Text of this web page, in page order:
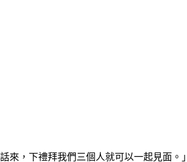
來，下禮拜我們三個人就可以一起見面。」